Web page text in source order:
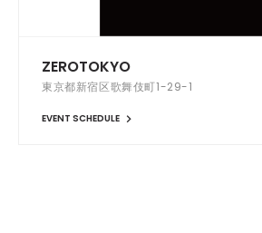
ZEROTOKYO
東京都新宿区歌舞伎町1-29-1
EVENT SCHEDULE